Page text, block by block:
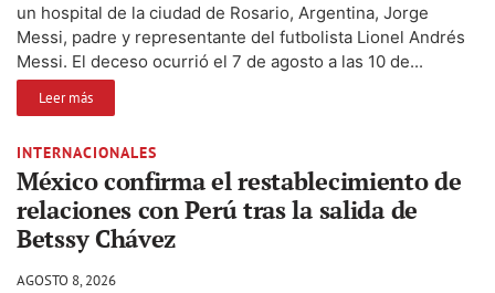
un hospital de la ciudad de Rosario, Argentina, Jorge
Messi, padre y representante del futbolista Lionel Andrés
Messi. El deceso ocurrió el 7 de agosto a las 10 de...
Leer más
INTERNACIONALES
México confirma el restablecimiento de
relaciones con Perú tras la salida de
Betssy Chávez
AGOSTO 8, 2026